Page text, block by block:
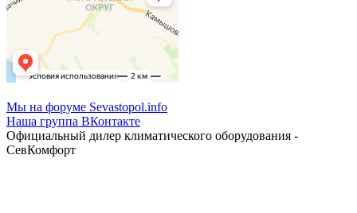
Мы на форуме Sevastopol.info
Наша группа ВКонтакте
Официальный дилер климатического оборудования -
СевКомфорт